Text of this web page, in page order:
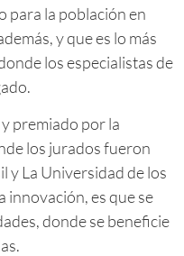
para la población en
y que es lo más
los especialistas de
premiado por la
los jurados fueron
y La Universidad de los
innovación, es que se
donde se beneficie